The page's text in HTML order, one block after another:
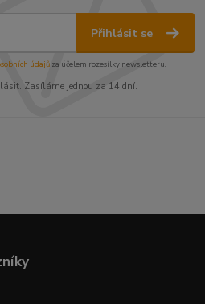
Přihlásit se
údajůza účelem rozesílky newsletteru.
Zasíláme jednou za 14 dní.